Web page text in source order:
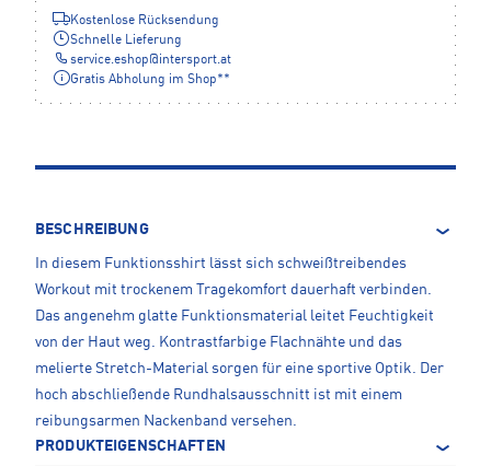
Kostenlose Rücksendung
Schnelle Lieferung
service.eshop@intersport.at
Gratis Abholung im Shop**
BESCHREIBUNG
In diesem Funktionsshirt lässt sich schweißtreibendes
Workout mit trockenem Tragekomfort dauerhaft verbinden.
Das angenehm glatte Funktionsmaterial leitet Feuchtigkeit
von der Haut weg. Kontrastfarbige Flachnähte und das
melierte Stretch-Material sorgen für eine sportive Optik. Der
hoch abschließende Rundhalsausschnitt ist mit einem
reibungsarmen Nackenband versehen.
PRODUKTEIGENSCHAFTEN